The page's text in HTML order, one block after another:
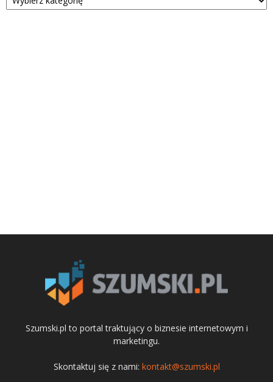
Szumski.pl to portal traktujący o biznesie internetowym i
marketingu.
Skontaktuj się z nami: kontakt@szumski.pl